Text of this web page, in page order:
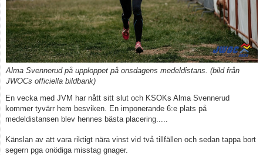
Börja orientera
Alma Svennerud på upploppet på onsdagens medeldistans. (bild från
JWOCs officiella bildbank)
En vecka med JVM har nått sitt slut och KSOKs Alma Svennerud
kommer tyvärr hem besviken. En imponerande 6:e plats på
medeldistansen blev hennes bästa placering.....
Känslan av att vara riktigt nära vinst vid två tillfällen och sedan tappa bort
segern pga onödiga misstag gnager.